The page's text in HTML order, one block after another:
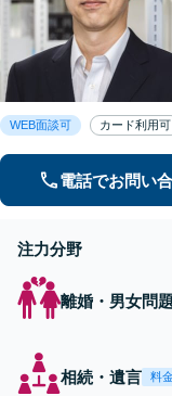
WEB面談可 カード利用可
電話でお問い
注力分野
離婚・男女問題
相続・遺言 料